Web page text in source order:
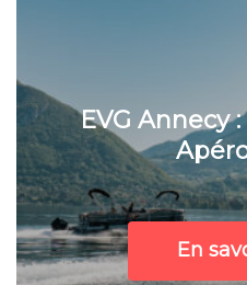
EVG Annecy
En